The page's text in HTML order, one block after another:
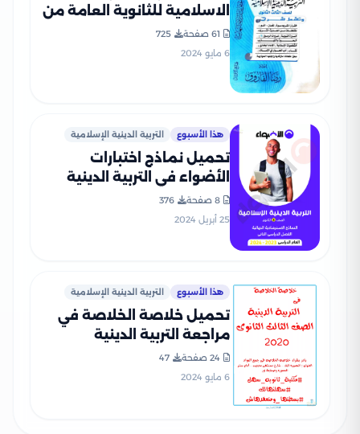
الاسلامية للثانوية العامة من
إعداد الأستاذ رضا الفاروق
61 صفحة
725
6 مايو 2024
هذا الأسبوع التربية الدينية الإسلامية
تحميل نماذج اختبارات
الأضواء في التربية الدينية
الاسلامية للصف الثالث
الثانوي مع إجاباتها النموذجية
8 صفحة
376
25 أبريل 2024
هذا الأسبوع التربية الدينية الإسلامية
تحميل خلاصة الخلاصة في
مراجعة التربية الدينية
الإسلامية للصف الثالث
الثانوي
24 صفحة
47
6 مايو 2024